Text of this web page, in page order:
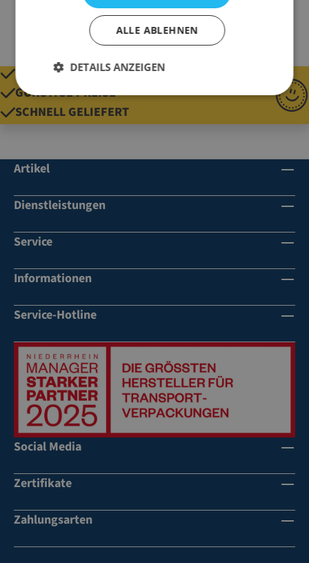
QUALITÄT SEIT 1920
GÜNSTIGE PREISE
SCHNELL GELIEFERT
Artikel
Dienstleistungen
Service
Informationen
Service-Hotline
Social Media
Zertifikate
Zahlungsarten
ALLE ABLEHNEN
DETAILS ANZEIGEN